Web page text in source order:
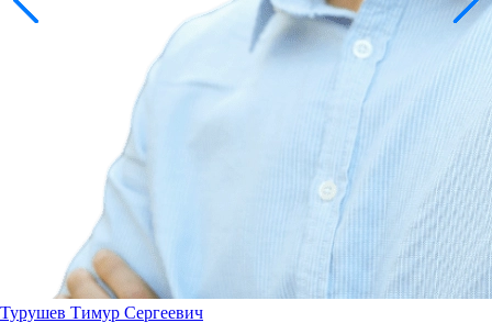
Турушев Тимур Сергеевич